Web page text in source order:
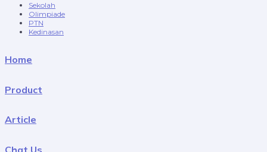
Sekolah
Olimpiade
PTN
Kedinasan
Home
Product
Article